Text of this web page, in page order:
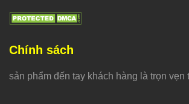
Chính sách
sản phẩm đến tay khách hàng là trọn vẹn